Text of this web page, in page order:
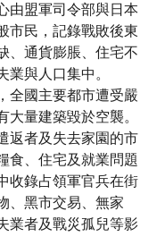
由盟軍司令部與日本
市民，記錄戰敗後東
、通貨膨脹、住宅不
業與人口集中。
全國主要都市遭受嚴
大量建築毀於空襲。
返者及失去家園的市
食、住宅及就業問題
收錄占領軍官兵在街
、黑市交易、無家
業者及戰災孤兒等影